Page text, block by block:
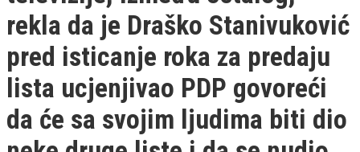
rekla da je Draško Stanivuković
pred isticanje roka za predaju
lista ucjenjivao PDP govoreći
da će sa svojim ljudima biti dio